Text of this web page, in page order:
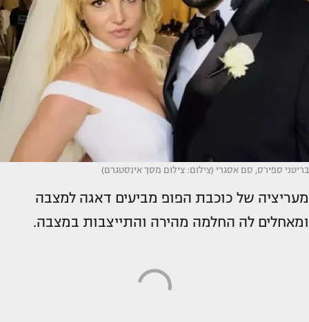
בריטני ספירס, סם אסגרי (צילום: צילום מסך אינסטגרם)
מעריציה של כוכבת הפופ מביעים דאגה למצבה
ומאחלים לה החלמה מהירה והתייצבות במצבה.